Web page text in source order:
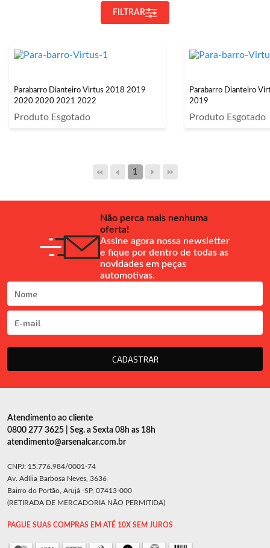
FILTRAR
Parabarro Dianteiro Virtus 2018 2019
2020 2020 2021 2022
Produto Esgotado
Parabarro Dianteiro
2019
Produto Esgotado
1
Não perca mais nenhuma
oferta!
Assine agora nossa newsletter
e fique por dentro de todas as
novidades em peças
automotivas.
CADASTRAR
Atendimento ao cliente
0800 277 3625 | Seg. a Sexta 08h as 18h
atendimento@arsenalcar.com.br
CNPJ: 15.776.984/0001-74
Av. Adília Barbosa Neves, 3636
Bairro do Portão, Arujá -SP, 07413-000
(RETIRADA DE MERCADORIA NÃO PERMITIDA)
PAGUE SUAS COMPRAS EM ATÉ 10X SEM JUROS